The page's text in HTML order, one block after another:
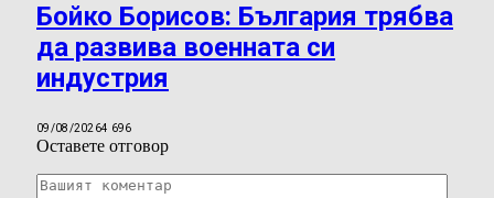
Бойко Борисов: България трябва
да развива военната си
индустрия
09/08/20264 696
Оставете отговор